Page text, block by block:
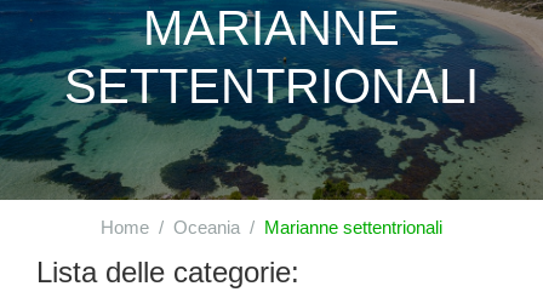
MARIANNE
SETTENTRIONALI
Home Oceania Marianne settentrionali
Lista delle categorie: